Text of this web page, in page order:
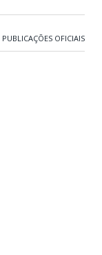
PUBLICAÇÕES OFICIAIS